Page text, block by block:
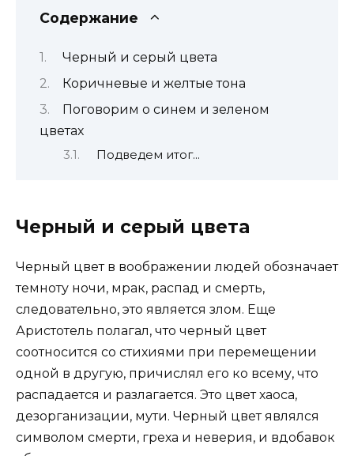
Содержание
Черный и серый цвета
Коричневые и желтые тона
Поговорим о синем и зеленом
цветах
Подведем итог…
Черный и серый цвета
Черный цвет в воображении людей обозначает
темноту ночи, мрак, распад и смерть,
следовательно, это является злом. Еще
Аристотель полагал, что черный цвет
соотносится со стихиями при перемещении
одной в другую, причислял его ко всему, что
распадается и разлагается. Это цвет хаоса,
дезорганизации, мути. Черный цвет являлся
символом смерти, греха и неверия, и вдобавок